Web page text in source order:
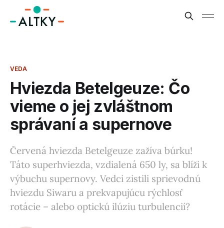
VEDA
Hviezda Betelgeuze: Čo
vieme o jej zvláštnom
správaní a supernove
Červená hviezda Betelgeuze zažíva búrku!
Táto superhviezda, vzdialená 650 ly, sa blíži k
výbuchu supernovy. Vedci zistili sprievodnú
hviezdu Siwaru a prekvapujúcu rýchlosť
rotácie – alebo optickú ilúziu turbulencií?